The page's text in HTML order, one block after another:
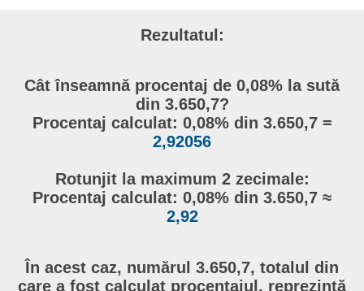
Rezultatul:
Cât înseamnă procentaj de 0,08% la sută
din 3.650,7?
Procentaj calculat: 0,08% din 3.650,7 =
2,92056
Rotunjit la maximum 2 zecimale:
Procentaj calculat: 0,08% din 3.650,7 ≈
2,92
În acest caz, numărul 3.650,7, totalul din
care a fost calculat procentajul, reprezintă